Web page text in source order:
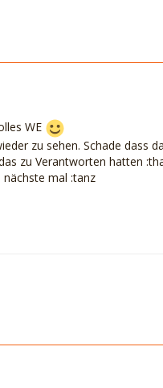
WE
zu sehen. Schade dass
zu Verantworten hatten
mal :tanz